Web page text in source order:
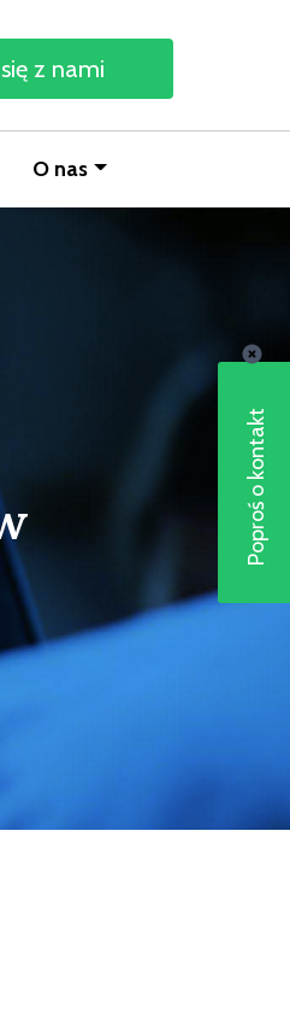
z nami
O nas
Poproś o kontakt